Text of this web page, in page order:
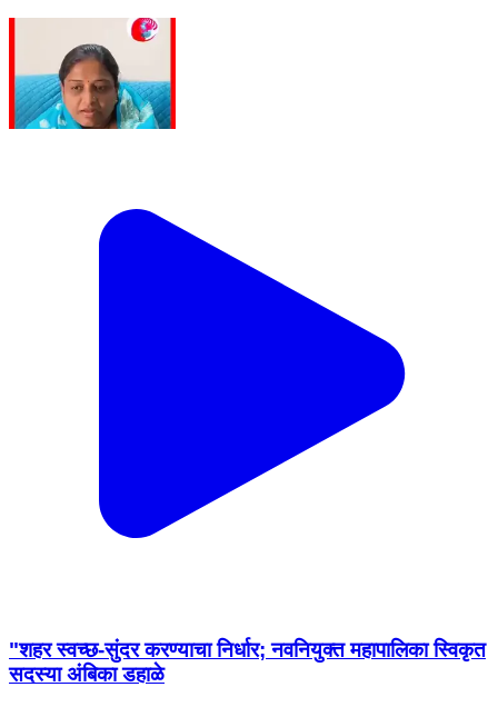
"शहर स्वच्छ-सुंदर करण्याचा निर्धार; नवनियुक्त महापालिका स्विकृत
सदस्या अंबिका डहाळे